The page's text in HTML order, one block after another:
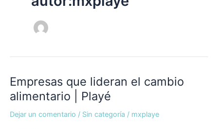
Empresas que lideran el cambio
alimentario | Playé
Dejar un comentario / Sin categoría / mxplaye
Empresas
que
lideran
el